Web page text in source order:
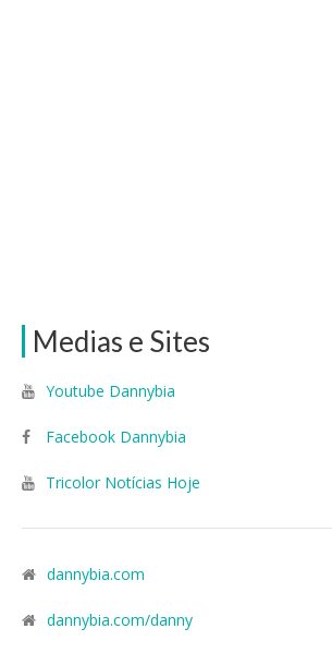
Medias e Sites
Youtube Dannybia
Facebook Dannybia
Tricolor Notícias Hoje
dannybia.com
dannybia.com/danny